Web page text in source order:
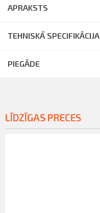
APRAKSTS
TEHNISKĀ SPECIFIKĀCIJA
PIEGĀDE
LĪDZĪGAS PRECES